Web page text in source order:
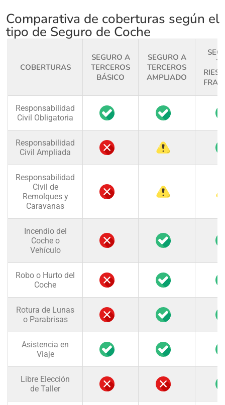
Comparativa de coberturas según el
tipo de Seguro de Coche
COBERTURAS
SEGURO A
TERCEROS
BÁSICO
SEGURO A
TERCEROS
AMPLIADO
Responsabilidad
Civil Obligatoria
Responsabilidad
Civil Ampliada
Responsabilidad
Civil de
Remolques y
Caravanas
Incendio del
Coche o
Vehículo
Robo o Hurto del
Coche
Rotura de Lunas
o Parabrisas
Asistencia en
Viaje
Libre Elección
de Taller